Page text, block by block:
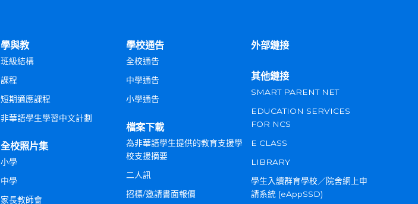
學與教
班級結構
課程
短期適應課程
非華語學生學習中文計劃
全校照片集
小學
中學
家長教師會
學校通告
全校通告
中學通告
小學通告
檔案下載
為非華語學生提供的教育支援學
校支援摘要
二人訊
招標/邀請書面報價
外部鏈接
其他鏈接
SMART PARENT NET
EDUCATION SERVICES
FOR NCS
E CLASS
LIBRARY
學生入讀群育學校／院舍網上申
請系統 (eAppSSD)